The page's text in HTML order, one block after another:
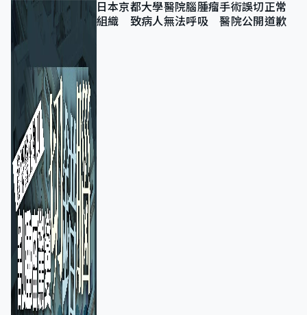
日本京都大學醫院腦腫瘤手術誤切正常
組織 致病人無法呼吸 醫院公開道歉